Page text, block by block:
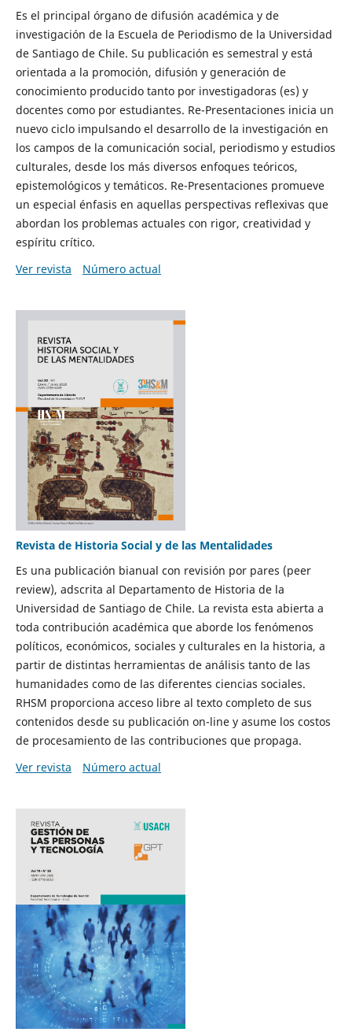
Es el principal órgano de difusión académica y de
investigación de la Escuela de Periodismo de la Universidad
de Santiago de Chile. Su publicación es semestral y está
orientada a la promoción, difusión y generación de
conocimiento producido tanto por investigadoras (es) y
docentes como por estudiantes. Re-Presentaciones inicia un
nuevo ciclo impulsando el desarrollo de la investigación en
los campos de la comunicación social, periodismo y estudios
culturales, desde los más diversos enfoques teóricos,
epistemológicos y temáticos. Re-Presentaciones promueve
un especial énfasis en aquellas perspectivas reflexivas que
abordan los problemas actuales con rigor, creatividad y
espíritu crítico.
Ver revista
Número actual
Revista de Historia Social y de las Mentalidades
Es una publicación bianual con revisión por pares (peer
review), adscrita al Departamento de Historia de la
Universidad de Santiago de Chile. La revista esta abierta a
toda contribución académica que aborde los fenómenos
políticos, económicos, sociales y culturales en la historia, a
partir de distintas herramientas de análisis tanto de las
humanidades como de las diferentes ciencias sociales.
RHSM proporciona acceso libre al texto completo de sus
contenidos desde su publicación on-line y asume los costos
de procesamiento de las contribuciones que propaga.
Ver revista
Número actual